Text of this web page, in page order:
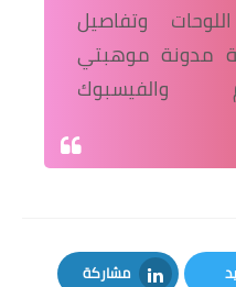
وتفاصيل
مدونة موهبتي
والفيسبوك
مشاركة